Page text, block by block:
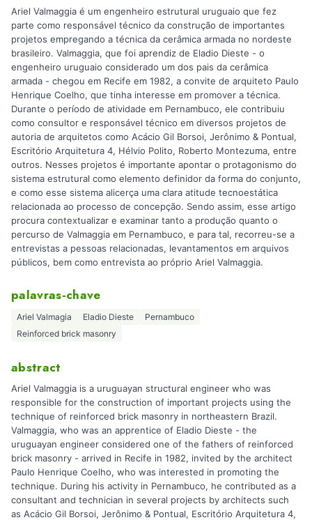
Ariel Valmaggia é um engenheiro estrutural uruguaio que fez
parte como responsável técnico da construção de importantes
projetos empregando a técnica da cerâmica armada no nordeste
brasileiro. Valmaggia, que foi aprendiz de Eladio Dieste - o
engenheiro uruguaio considerado um dos pais da cerâmica
armada - chegou em Recife em 1982, a convite de arquiteto Paulo
Henrique Coelho, que tinha interesse em promover a técnica.
Durante o período de atividade em Pernambuco, ele contribuiu
como consultor e responsável técnico em diversos projetos de
autoria de arquitetos como Acácio Gil Borsoi, Jerônimo & Pontual,
Escritório Arquitetura 4, Hélvio Polito, Roberto Montezuma, entre
outros. Nesses projetos é importante apontar o protagonismo do
sistema estrutural como elemento definidor da forma do conjunto,
e como esse sistema alicerça uma clara atitude tecnoestática
relacionada ao processo de concepção. Sendo assim, esse artigo
procura contextualizar e examinar tanto a produção quanto o
percurso de Valmaggia em Pernambuco, e para tal, recorreu-se a
entrevistas a pessoas relacionadas, levantamentos em arquivos
públicos, bem como entrevista ao próprio Ariel Valmaggia.
palavras-chave
Ariel Valmagia Eladio Dieste
Pernambuco
Reinforced brick masonry
abstract
Ariel Valmaggia is a uruguayan structural engineer who was
responsible for the construction of important projects using the
technique of reinforced brick masonry in northeastern Brazil.
Valmaggia, who was an apprentice of Eladio Dieste - the
uruguayan engineer considered one of the fathers of reinforced
brick masonry - arrived in Recife in 1982, invited by the architect
Paulo Henrique Coelho, who was interested in promoting the
technique. During his activity in Pernambuco, he contributed as a
consultant and technician in several projects by architects such
as Acácio Gil Borsoi, Jerônimo & Pontual, Escritório Arquitetura 4,